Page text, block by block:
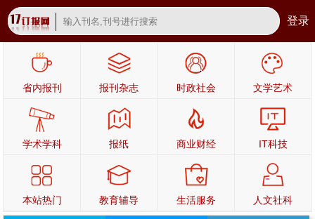
登录
省内报刊 报刊杂志 时政社会 文学艺术
学术学科 报纸 商业财经 IT科技
本站热门 教育辅导 生活服务 人文社科